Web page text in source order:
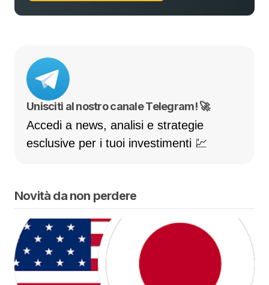
Unisciti al nostro canale Telegram! 🚀
Accedi a news, analisi e strategie
esclusive per i tuoi investimenti 💹
Novità da non perdere